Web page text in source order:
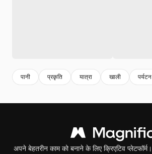
पानी प्रकृति यात्रा खाली पर्यटन
अपने बेहतरीन काम को बनाने के लिए क्रिएटिव